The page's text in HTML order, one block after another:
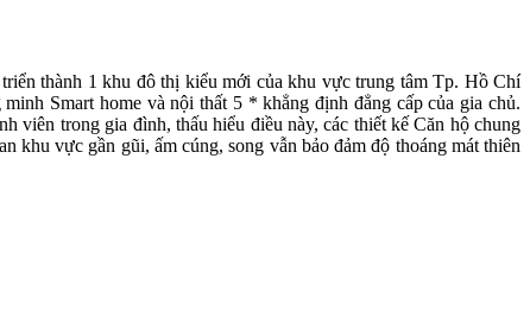
thành 1 khu đô thị kiểu mới của khu vực trung tâm Tp. Hồ Chí
Smart home và nội thất 5 * khẳng định đẳng cấp của gia chủ.
viên trong gia đình, thấu hiểu điều này, các thiết kế Căn hộ chung
khu vực gần gũi, ấm cúng, song vẫn bảo đảm độ thoáng mát thiên